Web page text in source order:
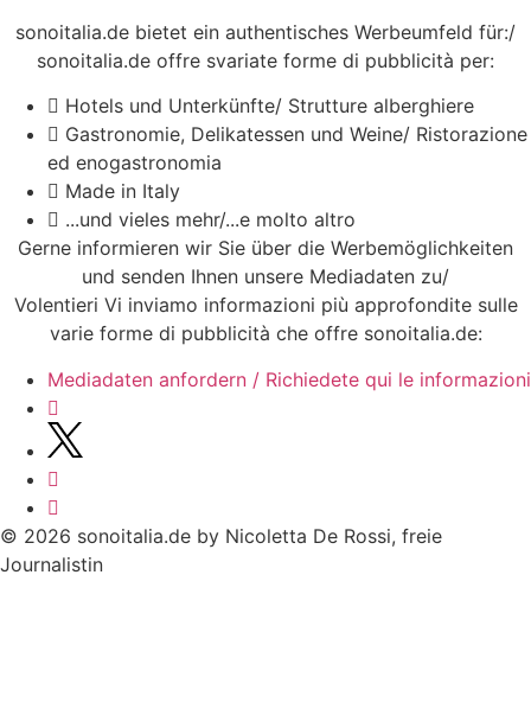
sonoitalia.de bietet ein authentisches Werbeumfeld für:/
sonoitalia.de offre svariate forme di pubblicità per:
Hotels und Unterkünfte/ Strutture alberghiere
Gastronomie, Delikatessen und Weine/ Ristorazione
ed enogastronomia
Made in Italy
...und vieles mehr/...e molto altro
Gerne informieren wir Sie über die Werbemöglichkeiten
und senden Ihnen unsere Mediadaten zu/
Volentieri Vi inviamo informazioni più approfondite sulle
varie forme di pubblicità che offre sonoitalia.de:
Mediadaten anfordern / Richiedete qui le informazioni
© 2026 sonoitalia.de by Nicoletta De Rossi, freie
Journalistin